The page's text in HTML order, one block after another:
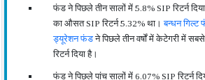
फंड ने पिछले तीन सालों में 5.8% SIP रिटर्न
का औसत SIP रिटर्न 5.32% था।बन्धन गिल्ट
ड्यूरेशन फंडने पिछले तीन वर्षों में केटेगरी में
रिटर्न दिया है।
फंड ने पिछले पांच सालों में 6.07% SIP रिटर्न